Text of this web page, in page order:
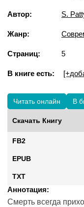
Автор: S.
Жанр:
Страниц: 5
В книге есть:
Читать онлайн В
Скачать Книгу
FB2
EPUB
TXT
Аннотация:
Смерть всегда